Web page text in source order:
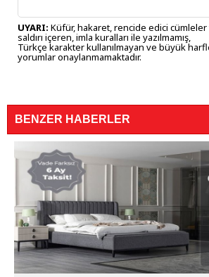
UYARI: Küfür, hakaret, rencide edici cümleler
saldırı içeren, imla kuralları ile yazılmamış,
Türkçe karakter kullanılmayan ve büyük
yorumlar onaylanmamaktadır.
BENZER HABERLER